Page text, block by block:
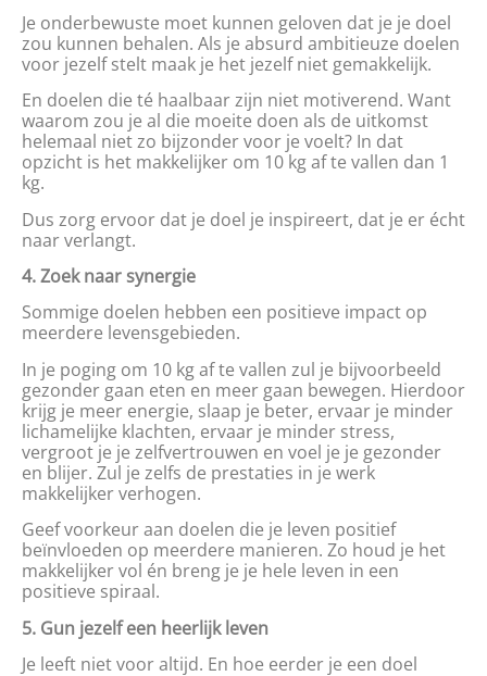
Je onderbewuste moet kunnen geloven dat je je doel
zou kunnen behalen. Als je absurd ambitieuze doelen
voor jezelf stelt maak je het jezelf niet gemakkelijk.
En doelen die té haalbaar zijn niet motiverend. Want
waarom zou je al die moeite doen als de uitkomst
helemaal niet zo bijzonder voor je voelt? In dat
opzicht is het makkelijker om 10 kg af te vallen dan 1
kg.
Dus zorg ervoor dat je doel je inspireert, dat je er écht
naar verlangt.
4. Zoek naar synergie
Sommige doelen hebben een positieve impact op
meerdere levensgebieden.
In je poging om 10 kg af te vallen zul je bijvoorbeeld
gezonder gaan eten en meer gaan bewegen. Hierdoor
krijg je meer energie, slaap je beter, ervaar je minder
lichamelijke klachten, ervaar je minder stress,
vergroot je je zelfvertrouwen en voel je je gezonder
en blijer. Zul je zelfs de prestaties in je werk
makkelijker verhogen.
Geef voorkeur aan doelen die je leven positief
beïnvloeden op meerdere manieren. Zo houd je het
makkelijker vol én breng je je hele leven in een
positieve spiraal.
5. Gun jezelf een heerlijk leven
Je leeft niet voor altijd. En hoe eerder je een doel